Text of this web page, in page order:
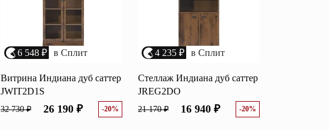
Двуспальные кровати
комоды
Узкие комоды Распашные шкафы
6 548 ₽ в Сплит
Витрина Индиана дуб саттер
JWIT2D1S
32 730 ₽ 26 190 ₽ -20%
4 235 ₽ в Сплит
Стеллаж Индиана дуб саттер
JREG2DO
21 170 ₽ 16 940 ₽ -20%